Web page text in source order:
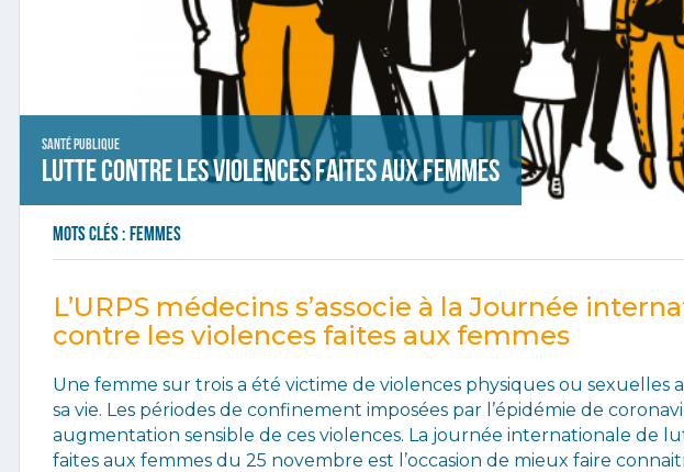
Santé publique
Lutte contre les violences faites aux femmes
Mots clés : femmes
L’URPS médecins s’associe à la Journée
contre les violences faites aux femmes
Une femme sur trois a été victime de violences physiques ou sexuelles
sa vie. Les périodes de confinement imposées par l’épidémie de
augmentation sensible de ces violences. La journée internationale de
faites aux femmes du 25 novembre est l’occasion de mieux faire